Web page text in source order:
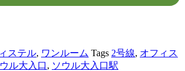
ステル, ワンルーム Tags 2号線, オフィス
ル大入口, ソウル大入口駅